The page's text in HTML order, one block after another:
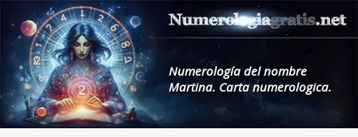
Numerología del nombre
Martina. Carta numerologica.